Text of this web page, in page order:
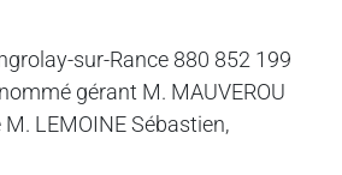
sur-Rance 880 852 199
gérant M. MAUVEROU
LEMOINE Sébastien,